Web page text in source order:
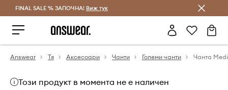
Спестявай с Answear Club
FINAL SALE % ЗАПОЧНА! Виж тук
Answear Тя Аксесоари Чанти Големи чанти Чанта
Този продукт в момента не е наличен